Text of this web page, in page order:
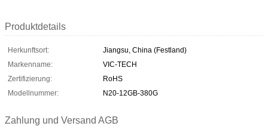
Produktdetails
Herkunftsort:
Jiangsu, China (Festland)
Markenname:
VIC-TECH
Zertifizierung:
RoHS
Modellnummer:
N20-12GB-380G
Zahlung und Versand AGB